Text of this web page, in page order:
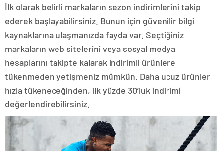
İlk olarak belirli markaların sezon indirimlerini takip
ederek başlayabilirsiniz. Bunun için güvenilir bilgi
kaynaklarına ulaşmanızda fayda var. Seçtiğiniz
markaların web sitelerini veya sosyal medya
hesaplarını takipte kalarak indirimli ürünlere
tükenmeden yetişmeniz mümkün. Daha ucuz ürünler
hızla tükeneceğinden, ilk yüzde 30’luk indirimi
değerlendirebilirsiniz.